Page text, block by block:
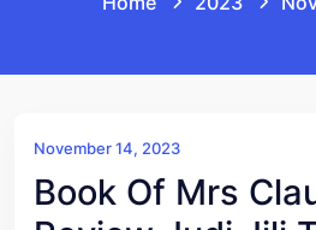
November 14, 2023
Book Of Mrs